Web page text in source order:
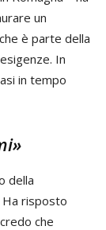
un
è parte della
In
in tempo
della
Ha risposto
che